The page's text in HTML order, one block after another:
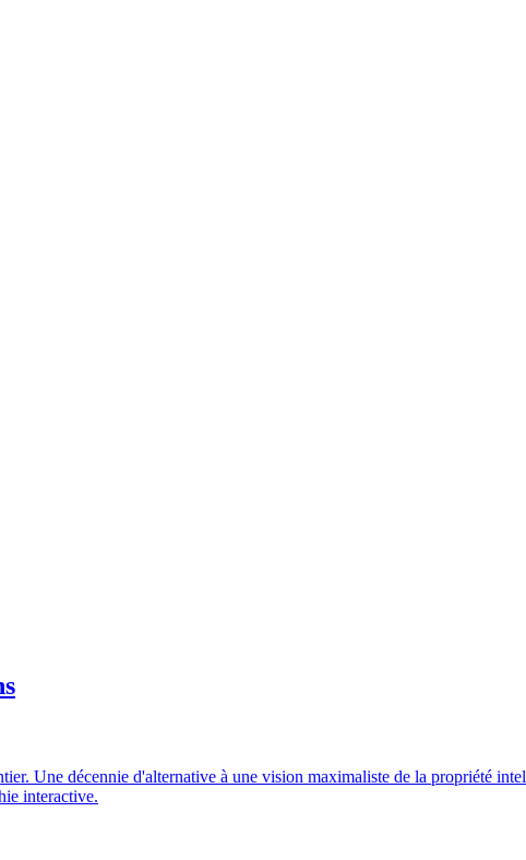
Une décennie d'alternative à une vision maximaliste de la propriété
interactive.